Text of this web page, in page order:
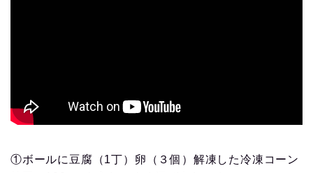
①ボールに豆腐（1丁）卵（３個）解凍した冷凍コーン